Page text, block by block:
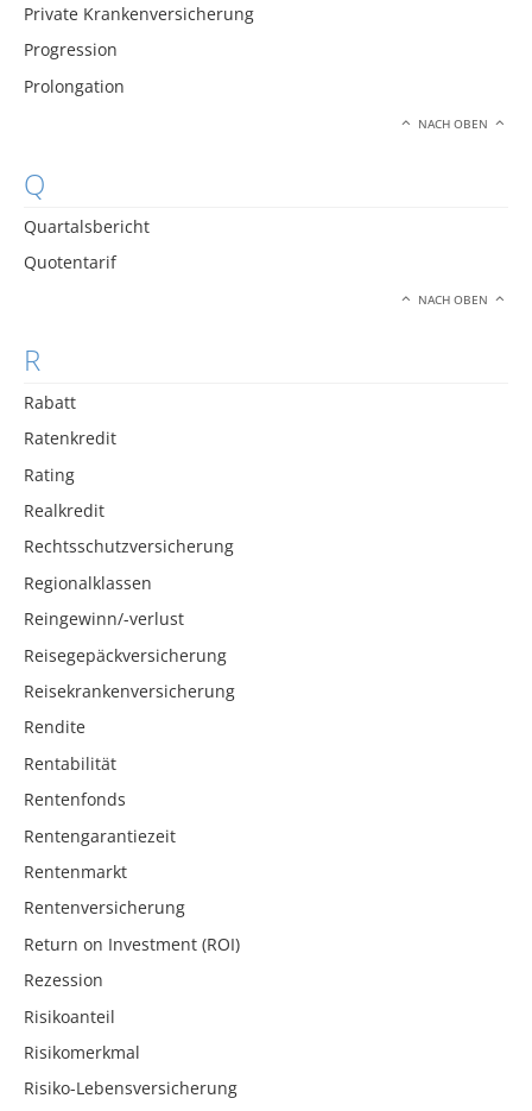
Private Krankenversicherung
Progression
Prolongation
NACH OBEN
Q
Quartalsbericht
Quotentarif
NACH OBEN
R
Rabatt
Ratenkredit
Rating
Realkredit
Rechtsschutzversicherung
Regionalklassen
Reingewinn/-verlust
Reisegepäckversicherung
Reisekrankenversicherung
Rendite
Rentabilität
Rentenfonds
Rentengarantiezeit
Rentenmarkt
Rentenversicherung
Return on Investment (ROI)
Rezession
Risikoanteil
Risikomerkmal
Risiko-Lebensversicherung